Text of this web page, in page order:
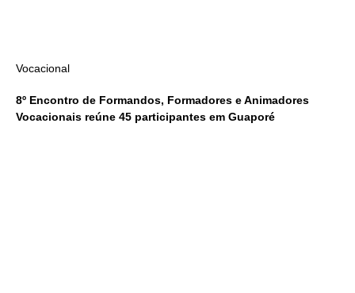
Vocacional
8º Encontro de Formandos, Formadores e Animadores
Vocacionais reúne 45 participantes em Guaporé